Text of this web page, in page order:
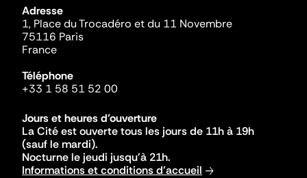
Adresse
1, Place du Trocadéro et du 11 Novembre
75116 Paris
France
Téléphone
+33 1 58 51 52 00
Jours et heures d'ouverture
La Cité est ouverte tous les jours de 11h à 19h
(sauf le mardi).
Nocturne le jeudi jusqu'à 21h.
Informations et conditions d'accueil